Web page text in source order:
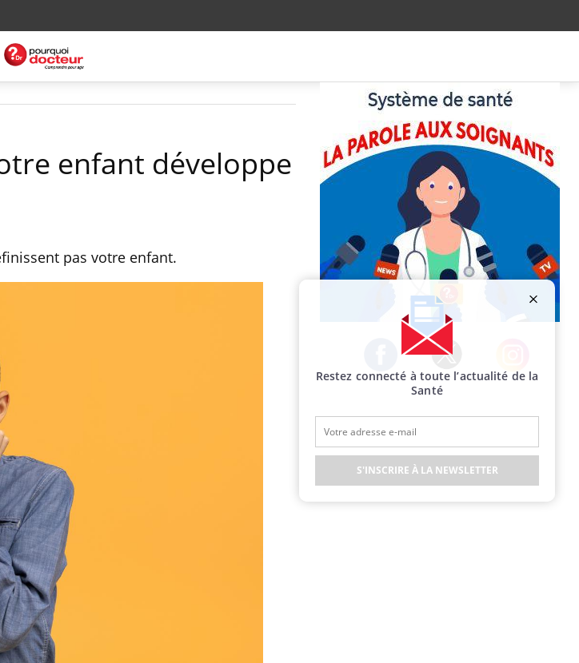
enfant développe
pas votre enfant.
Facebook Twitter Instagram
Restez connecté à toute l’actualité de la
Santé
S'INSCRIRE À LA NEWSLETTER